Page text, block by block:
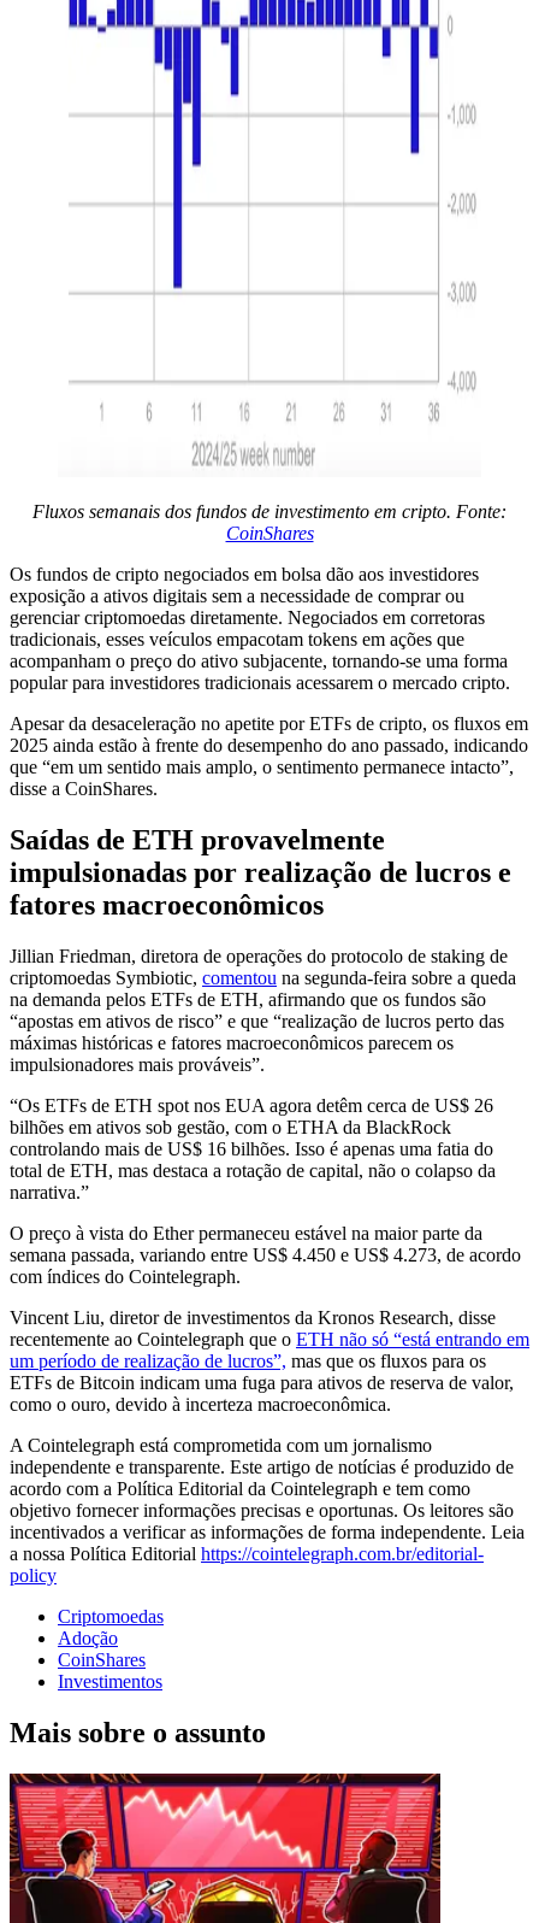
Fluxos semanais dos fundos de investimento em cripto. Fonte:
CoinShares
Os fundos de cripto negociados em bolsa dão aos investidores
exposição a ativos digitais sem a necessidade de comprar ou
gerenciar criptomoedas diretamente. Negociados em corretoras
tradicionais, esses veículos empacotam tokens em ações que
acompanham o preço do ativo subjacente, tornando-se uma forma
popular para investidores tradicionais acessarem o mercado cripto.
Apesar da desaceleração no apetite por ETFs de cripto, os fluxos em
2025 ainda estão à frente do desempenho do ano passado, indicando
que “em um sentido mais amplo, o sentimento permanece intacto”,
disse a CoinShares.
Saídas de ETH provavelmente
impulsionadas por realização de lucros e
fatores macroeconômicos
Jillian Friedman, diretora de operações do protocolo de staking de
criptomoedas Symbiotic, comentou na segunda-feira sobre a queda
na demanda pelos ETFs de ETH, afirmando que os fundos são
“apostas em ativos de risco” e que “realização de lucros perto das
máximas históricas e fatores macroeconômicos parecem os
impulsionadores mais prováveis”.
“Os ETFs de ETH spot nos EUA agora detêm cerca de US$ 26
bilhões em ativos sob gestão, com o ETHA da BlackRock
controlando mais de US$ 16 bilhões. Isso é apenas uma fatia do
total de ETH, mas destaca a rotação de capital, não o colapso da
narrativa.”
O preço à vista do Ether permaneceu estável na maior parte da
semana passada, variando entre US$ 4.450 e US$ 4.273, de acordo
com índices do Cointelegraph.
Vincent Liu, diretor de investimentos da Kronos Research, disse
recentemente ao Cointelegraph que o ETH não só “está entrando em
um período de realização de lucros”, mas que os fluxos para os
ETFs de Bitcoin indicam uma fuga para ativos de reserva de valor,
como o ouro, devido à incerteza macroeconômica.
A Cointelegraph está comprometida com um jornalismo
independente e transparente. Este artigo de notícias é produzido de
acordo com a Política Editorial da Cointelegraph e tem como
objetivo fornecer informações precisas e oportunas. Os leitores são
incentivados a verificar as informações de forma independente. Leia
a nossa Política Editorial https://cointelegraph.com.br/editorial-
policy
Criptomoedas
Adoção
CoinShares
Investimentos
Mais sobre o assunto